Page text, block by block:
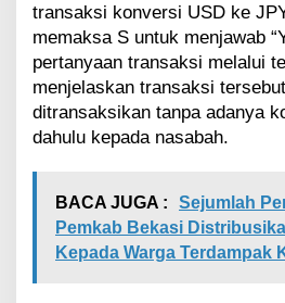
transaksi konversi USD ke
memaksa S untuk menjawab
pertanyaan transaksi melalui
menjelaskan transaksi
ditransaksikan tanpa adanya
dahulu kepada nasabah.
BACA JUGA :
Sejumlah
Pemkab Bekasi
Kepada Warga Terdampak